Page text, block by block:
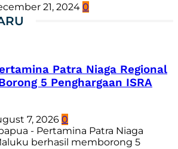
21, 2024 0
Patra Niaga Regional
5 Penghargaan ISRA
7, 2026 0
- Pertamina Patra Niaga
berhasil memborong 5